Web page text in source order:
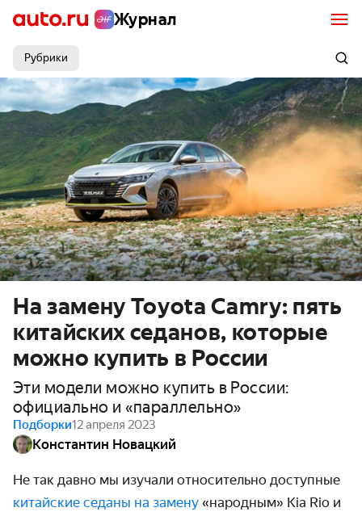
Журнал
Рубрики
На замену Toyota Camry: пять
китайских седанов, которые
можно купить в России
Эти модели можно купить в России:
официально и «параллельно»
Подборки12 апреля 2023
Константин Новацкий
Не так давно мы изучали относительно доступные
китайские седаны на замену «народным» Kia Rio и